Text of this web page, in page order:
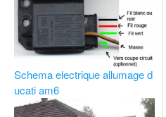
Schema electrique allumage d
ucati am6